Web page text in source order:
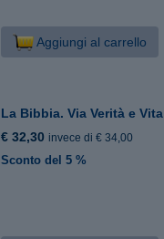
Aggiungi al carrello
La Bibbia. Via Verità e Vita
€ 32,30 invece di € 34,00
Sconto del 5 %